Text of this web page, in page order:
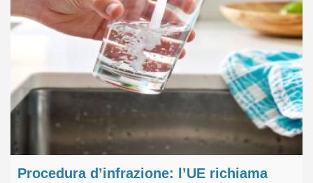
Procedura d’infrazione: l’UE richiama